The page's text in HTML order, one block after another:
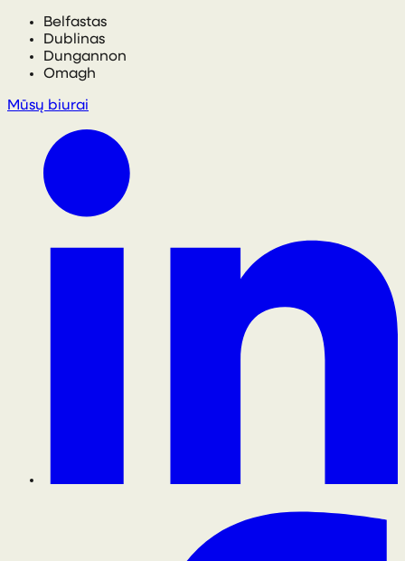
Belfastas
Dublinas
Dungannon
Omagh
Mūsų biurai